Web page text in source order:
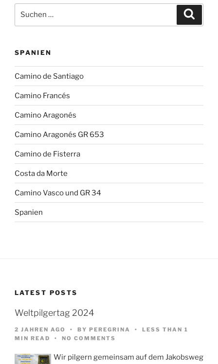
nach:
SPANIEN
Camino de Santiago
Camino Francés
Camino Aragonés
Camino Aragonés GR 653
Camino de Fisterra
Costa da Morte
Camino Vasco und GR 34
Spanien
LATEST POSTS
Weltpilgertag 2024
2 JAHREN AGO BY PEREGRINA
LESS THAN 1
MIN READ
NO COMMENTS
Wir pilgern gemeinsam auf dem Jakobsweg